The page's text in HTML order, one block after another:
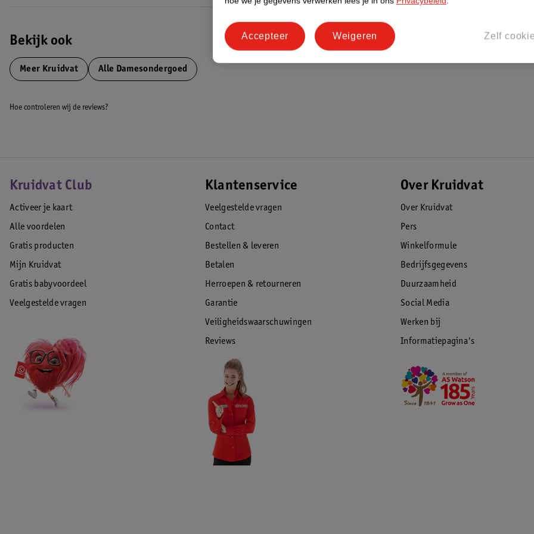
Bekijk ook
Meer Kruidvat Alle Damesondergoed
Hoe controleren wij de reviews?
Kruidvat Club
Activeer je kaart
Alle voordelen
Gratis producten
Mijn Kruidvat
Gratis babyvoordeel
Veelgestelde vragen
Klantenservice
Veelgestelde vragen
Contact
Bestellen & leveren
Betalen
Herroepen & retourneren
Garantie
Veiligheidswaarschuwingen
Reviews
Over Kruidvat
Over Kruidvat
Pers
Winkelformule
Bedrijfsgegevens
Duurzaamheid
Social Media
Werken bij
Informatiepagina's
Zelf
Weigeren
Accepteer